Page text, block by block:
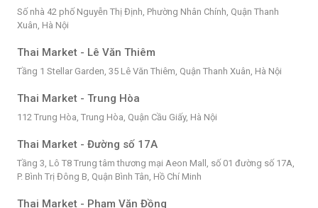
Số nhà 42 phố Nguyễn Thị Định, Phường Nhân Chính, Quận Thanh
Xuân, Hà Nội
Thai Market - Lê Văn Thiêm
Tầng 1 Stellar Garden, 35 Lê Văn Thiêm, Quận Thanh Xuân, Hà Nội
Thai Market - Trung Hòa
112 Trung Hòa, Trung Hòa, Quận Cầu Giấy, Hà Nội
Thai Market - Đường số 17A
Tầng 3, Lô T8 Trung tâm thương mại Aeon Mall, số 01 đường số 17A,
P. Bình Trị Đông B, Quận Bình Tân, Hồ Chí Minh
Thai Market - Phạm Văn Đồng